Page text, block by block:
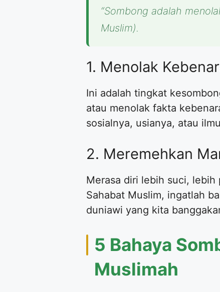
“Sombong adalah
Muslim).
1. Menolak
Ini adalah tingkat
atau menolak fakta
sosialnya, usianya, atau
2. Meremehkan
Merasa diri lebih suci, lebih
Sahabat Muslim, ingatlah
duniawi yang kita
5 Bahaya
Muslimah